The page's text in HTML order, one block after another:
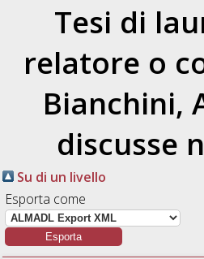
Tesi di
relatore o
Bianchini,
discusse
Su di un livello
Esporta come